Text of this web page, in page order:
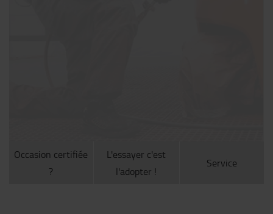
Occasion certifiée
?
L'essayer c'est
l'adopter !
Service